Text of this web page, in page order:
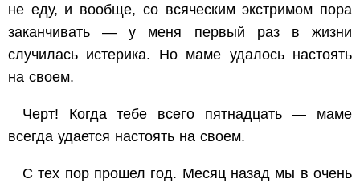
не еду, и вообще, со всяческим экстримом пора
заканчивать — у меня первый раз в жизни
случилась истерика. Но маме удалось настоять
на своем.
Черт! Когда тебе всего пятнадцать — маме
всегда удается настоять на своем.
С тех пор прошел год. Месяц назад мы в очень